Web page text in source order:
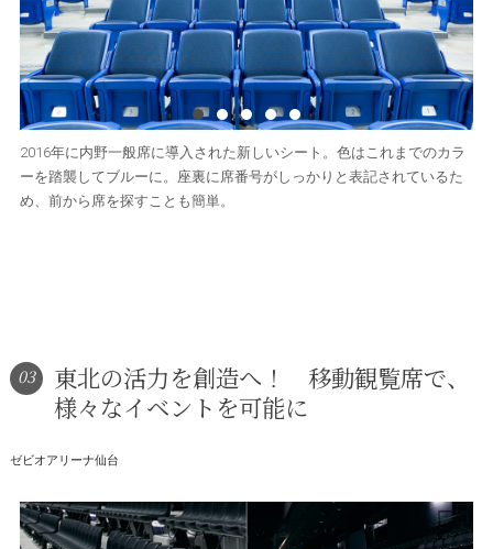
2016年に内野一般席に導入された新しいシート。色はこれまでのカラ
ーを踏襲してブルーに。座裏に席番号がしっかりと表記されているた
め、前から席を探すことも簡単。
03
東北の活力を創造へ！ 移動観覧席で、
様々なイベントを可能に
ゼビオアリーナ仙台